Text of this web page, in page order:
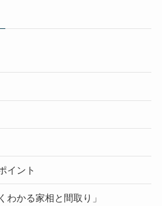
イント
わかる家相と間取り」